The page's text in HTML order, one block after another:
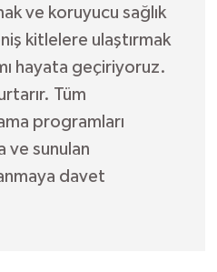
ve koruyucu sağlık
kitlelere ulaştırmak
hayata geçiriyoruz.
Tüm
programları
ve sunulan
davet